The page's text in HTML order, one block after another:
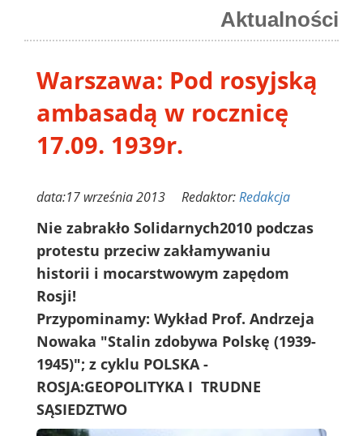
Aktualności
Warszawa: Pod rosyjską
ambasadą w rocznicę
17.09. 1939r.
data:17 września 2013 Redaktor:Redakcja
Nie zabrakło Solidarnych2010 podczas
protestu przeciw zakłamywaniu
historii i mocarstwowym zapędom
Rosji!
Przypominamy: Wykład Prof. Andrzeja
Nowaka "Stalin zdobywa Polskę (1939-
1945)"; z cyklu POLSKA -
ROSJA:GEOPOLITYKA I TRUDNE
SĄSIEDZTWO